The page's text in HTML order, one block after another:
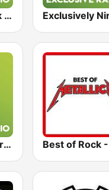
Exclusively Pink Floyd
Exclusively Scorpions